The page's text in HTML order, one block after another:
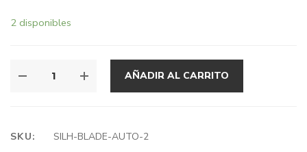
2 disponibles
AÑADIR AL CARRITO
SKU:
SILH-BLADE-AUTO-2